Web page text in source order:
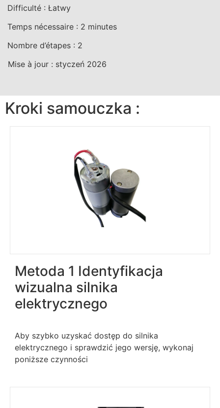
Difficulté : Łatwy
Temps nécessaire : 2 minutes
Nombre d’étapes : 2
Mise à jour : styczeń 2026
Kroki samouczka :
Metoda 1 Identyfikacja
wizualna silnika
elektrycznego
Aby szybko uzyskać dostęp do silnika
elektrycznego i sprawdzić jego wersję, wykonaj
poniższe czynności